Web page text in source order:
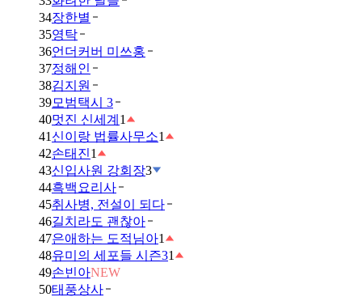
34장한별
35영탁
36언더커버 미쓰홍
37정해인
38김지원
39모범택시 3
40멋진 신세계 1
41 신이랑 법률사무소1
42손태진1
43신입사원 강회장3
44흑백요리사
45취사병, 전설이 되다
46길치라도 괜찮아
47은애하는 도적님아1
48유미의 세포들 시즌31
49손빈아NEW
50태풍상사